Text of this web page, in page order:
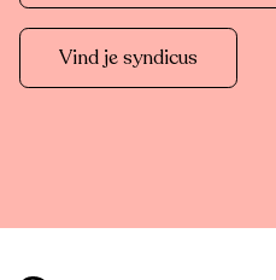
Vind je syndicus